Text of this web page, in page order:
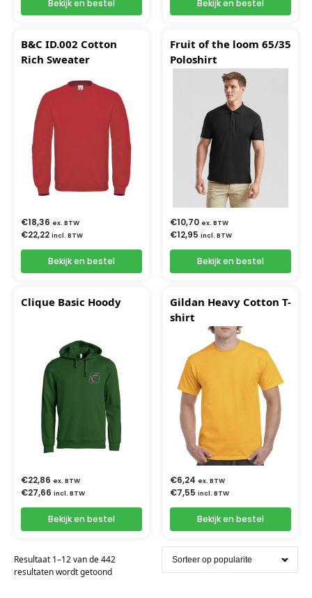
Bekijk en bestel Bekijk en bestel
B&C ID.002 Cotton
Rich Sweater
€18,36 ex. BTW
€22,22 incl. BTW
Bekijk en bestel
Fruit of the loom 65/35
Poloshirt
€10,70 ex. BTW
€12,95 incl. BTW
Bekijk en bestel
Clique Basic Hoody
€22,86 ex. BTW
€27,66 incl. BTW
Bekijk en bestel
Gildan Heavy Cotton T-
shirt
€6,24 ex. BTW
€7,55 incl. BTW
Bekijk en bestel
Resultaat 1–12 van de 442
resultaten wordt getoond